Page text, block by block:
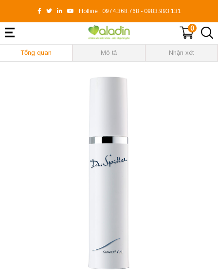
Hotline : 0974.368.768 - 0983.993.131
0
Tổng quan Mô tả Nhận xét